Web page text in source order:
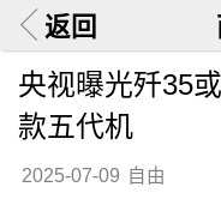
返回
央视曝光歼35
款五代机
2025-07-09 自由